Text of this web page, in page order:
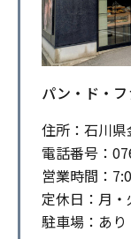
パン・ド・
住所：石川
電話番号：
営業時間：
定休日：月・
駐車場：あり